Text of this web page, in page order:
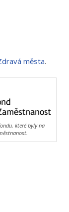
města.
které byly na